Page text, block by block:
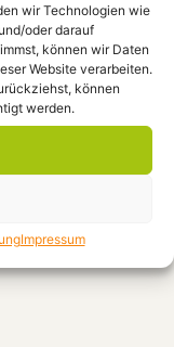
wir Technologien wie
oder darauf
können wir Daten
Website verarbeiten.
können
werden.
Impressum